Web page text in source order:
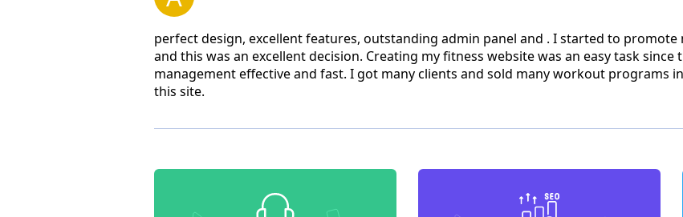
perfect design, excellent features, outstanding admin panel and . I started to
and this was an excellent decision. Creating my fitness website was an easy task
management effective and fast. I got many clients and sold many workout programs
this site.